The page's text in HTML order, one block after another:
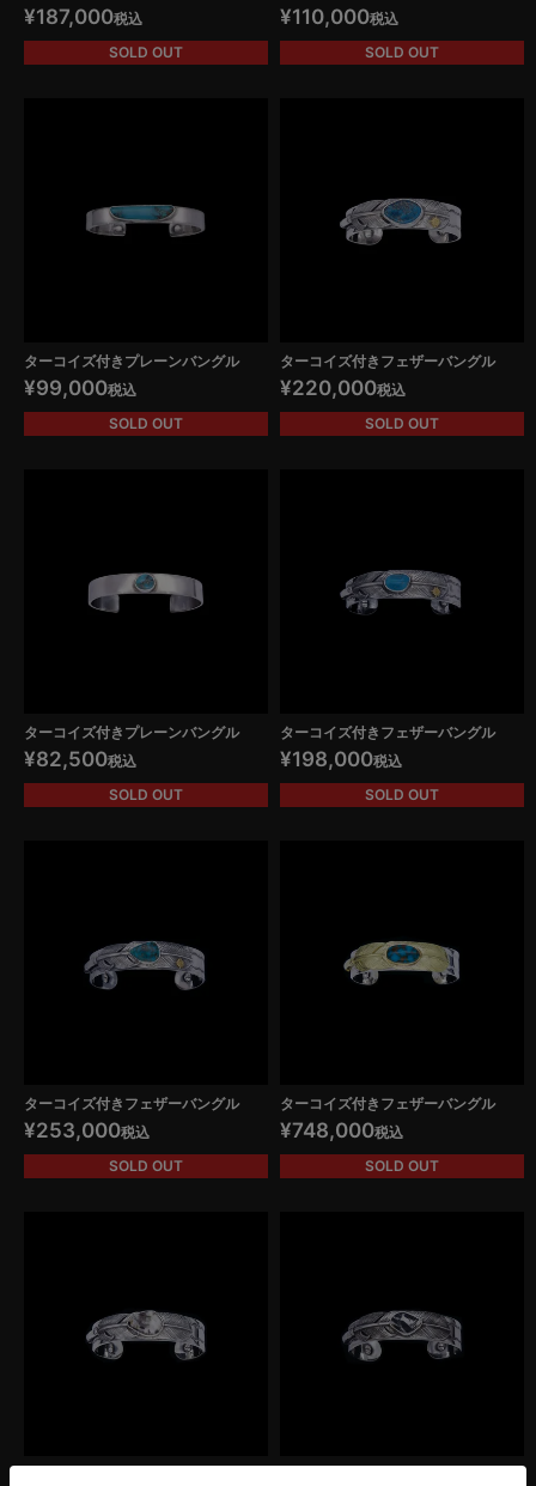
¥187,000税込
SOLD OUT
¥110,000税込
SOLD OUT
ターコイズ付きプレーンバングル
¥99,000税込
SOLD OUT
ターコイズ付きフェザーバングル
¥220,000税込
SOLD OUT
ターコイズ付きプレーンバングル
¥82,500税込
SOLD OUT
ターコイズ付きフェザーバングル
¥198,000税込
SOLD OUT
ターコイズ付きフェザーバングル
¥253,000税込
SOLD OUT
ターコイズ付きフェザーバングル
¥748,000税込
SOLD OUT